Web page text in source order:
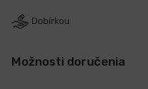
Možnosti doručenia